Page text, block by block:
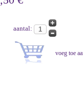
aantal: